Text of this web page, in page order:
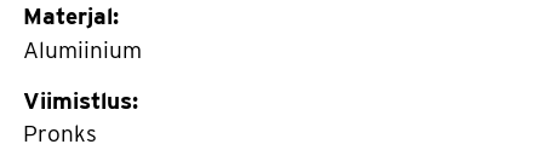
Materjal:
Alumiinium
Viimistlus:
Pronks